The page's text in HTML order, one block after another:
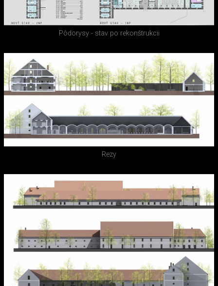
Pôdorysy - stav po rekonštrukcii
Rezy